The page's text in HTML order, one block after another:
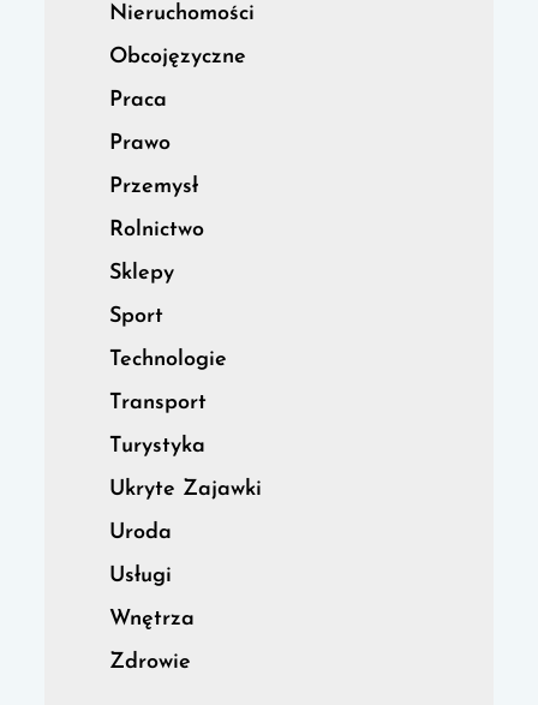
Nieruchomości
Obcojęzyczne
Praca
Prawo
Przemysł
Rolnictwo
Sklepy
Sport
Technologie
Transport
Turystyka
Ukryte Zajawki
Uroda
Usługi
Wnętrza
Zdrowie